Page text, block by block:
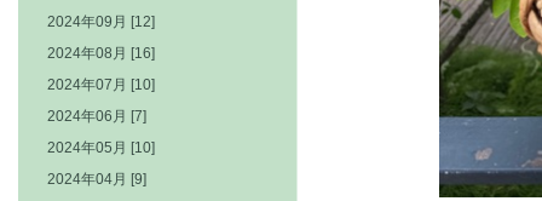
2024年09月 [12]
2024年08月 [16]
2024年07月 [10]
2024年06月 [7]
2024年05月 [10]
2024年04月 [9]